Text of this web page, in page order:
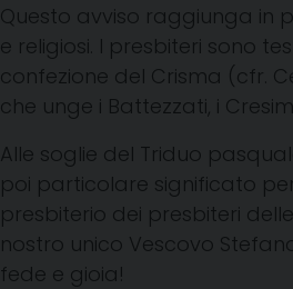
Questo avviso raggiunga in
e religiosi. I presbiteri sono
confezione del Crisma (cfr.
che unge i Battezzati, i
Alle soglie del Triduo
poi particolare significato
presbiterio dei presbiteri
nostro unico Vescovo
fede e gioia!